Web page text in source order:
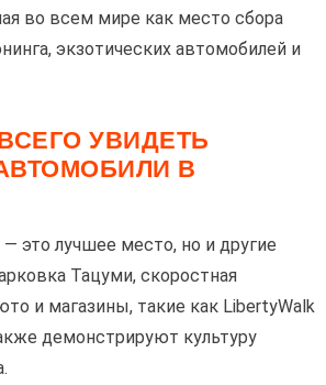
во всем мире как место сбора
экзотических автомобилей и
УВИДЕТЬ
В
это лучшее место, но и другие
Тацуми, скоростная
и магазины, такие как LibertyWalk
демонстрируют культуру